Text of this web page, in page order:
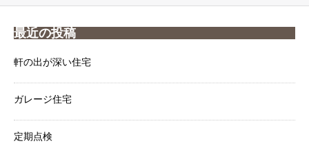
最近の投稿
軒の出が深い住宅
ガレージ住宅
定期点検